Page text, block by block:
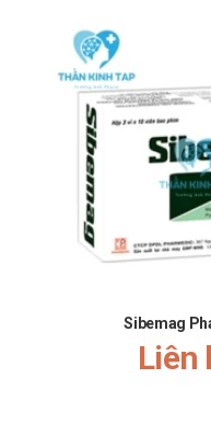
x 10 viên) bạn có thể liên hệ
Sibemag
Liên